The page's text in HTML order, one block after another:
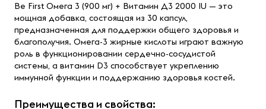
Be First Омега 3 (900 мг) + Витамин Д3 2000 IU — это
мощная добавка, состоящая из 30 капсул,
предназначенная для поддержки общего здоровья и
благополучия. Омега-3 жирные кислоты играют важную
роль в функционировании сердечно-сосудистой
системы, а витамин D3 способствует укреплению
иммунной функции и поддержанию здоровья костей.
Преимущества и свойства: